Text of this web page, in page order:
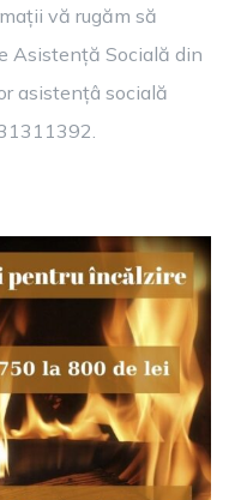
vă rugăm să
Asistență Socială din
asistențâ socială